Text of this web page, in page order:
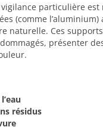
particulière est
(comme
naturelle. Ces
présenter
résidus